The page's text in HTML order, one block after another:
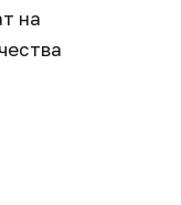
на